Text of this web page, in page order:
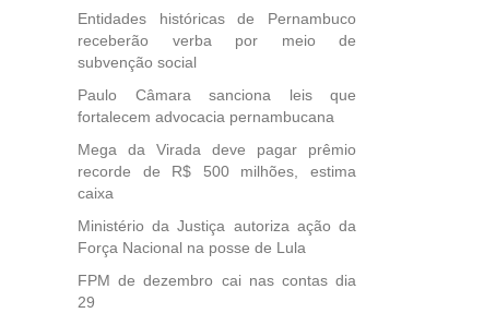
Entidades históricas de Pernambuco
receberão verba por meio de
subvenção social
Paulo Câmara sanciona leis que
fortalecem advocacia pernambucana
Mega da Virada deve pagar prêmio
recorde de R$ 500 milhões, estima
caixa
Ministério da Justiça autoriza ação da
Força Nacional na posse de Lula
FPM de dezembro cai nas contas dia
29